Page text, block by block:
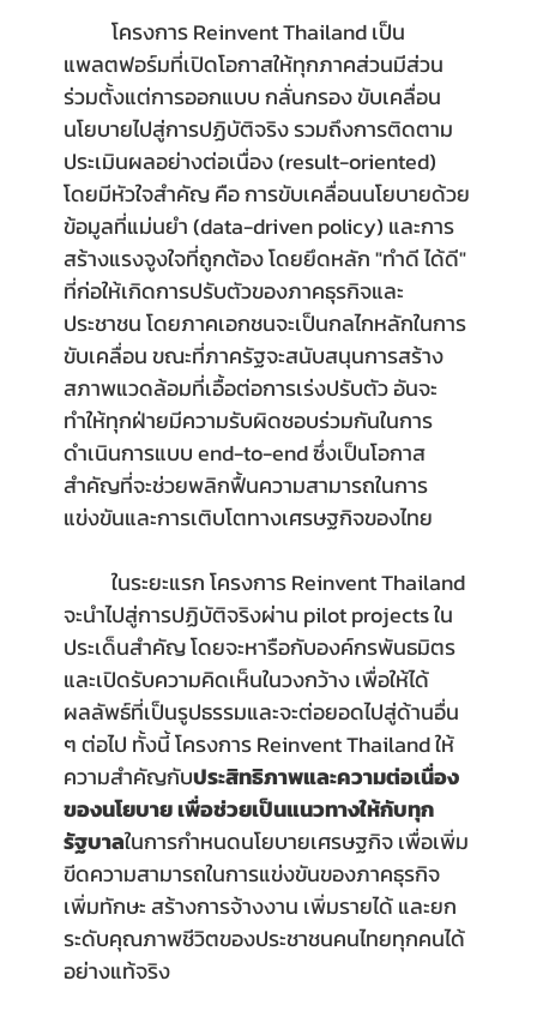
โครงการ Reinvent Thailand เป็น
แพลตฟอร์มที่เปิดโอกาสให้ทุกภาคส่วนมีส่วน
ร่วมตั้งแต่การออกแบบ กลั่นกรอง ขับเคลื่อน
นโยบายไปสู่การปฏิบัติจริง รวมถึงการติดตาม
ประเมินผลอย่างต่อเนื่อง (result-oriented)
โดยมีหัวใจสำคัญ คือ การขับเคลื่อนนโยบายด้วย
ข้อมูลที่แม่นยำ (data-driven policy) และการ
สร้างแรงจูงใจที่ถูกต้อง โดยยึดหลัก "ทำดี ได้ดี"
ที่ก่อให้เกิดการปรับตัวของภาคธุรกิจและ
ประชาชน โดยภาคเอกชนจะเป็นกลไกหลักในการ
ขับเคลื่อน ขณะที่ภาครัฐจะสนับสนุนการสร้าง
สภาพแวดล้อมที่เอื้อต่อการเร่งปรับตัว อันจะ
ทำให้ทุกฝ่ายมีความรับผิดชอบร่วมกันในการ
ดำเนินการแบบ end-to-end ซึ่งเป็นโอกาส
สำคัญที่จะช่วยพลิกฟื้นความสามารถในการ
แข่งขันและการเติบโตทางเศรษฐกิจของไทย
ในระยะแรก โครงการ Reinvent Thailand
จะนำไปสู่การปฏิบัติจริงผ่าน pilot projects ใน
ประเด็นสำคัญ โดยจะหารือกับองค์กรพันธมิตร
และเปิดรับความคิดเห็นในวงกว้าง เพื่อให้ได้
ผลลัพธ์ที่เป็นรูปธรรมและจะต่อยอดไปสู่ด้านอื่น
ๆ ต่อไป ทั้งนี้ โครงการ Reinvent Thailand ให้
ความสำคัญกับประสิทธิภาพและความต่อเนื่อง
ของนโยบาย เพื่อช่วยเป็นแนวทางให้กับทุก
รัฐบาลในการกำหนดนโยบายเศรษฐกิจ เพื่อเพิ่ม
ขีดความสามารถในการแข่งขันของภาคธุรกิจ
เพิ่มทักษะ สร้างการจ้างงาน เพิ่มรายได้ และยก
ระดับคุณภาพชีวิตของประชาชนคนไทยทุกคนได้
อย่างแท้จริง